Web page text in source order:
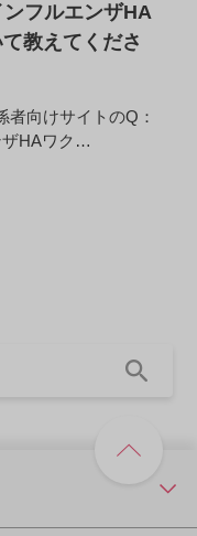
フルエンザHA
教えてくださ
者向けサイトのQ：
ザHAワク…